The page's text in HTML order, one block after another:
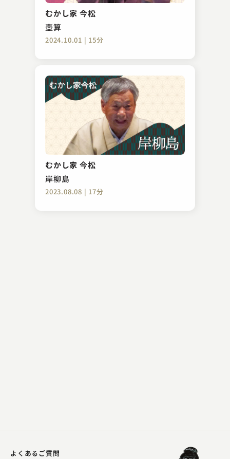
むかし家 今松
壺算
2024.10.01 | 15分
むかし家 今松
岸柳島
2023.08.08 | 17分
辰巳の辻占
2024.10.06 | 17分
古今亭 圓菊
お菊の皿
2023.09.11 | 15分
よくあるご質問